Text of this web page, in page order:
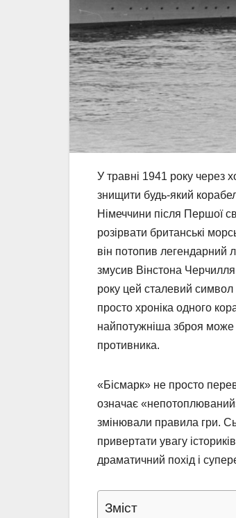
У травні 1941 року через
знищити будь-який
Німеччини після Першої
розірвати британські
він потопив легендарний
змусив Вінстона
року цей сталевий символ
просто хроніка одного
найпотужніша зброя може
противника.
«Бісмарк» не просто
означає «непотоплюваний»
змінювали правила гри.
привертати увагу
драматичний похід і
Зміст